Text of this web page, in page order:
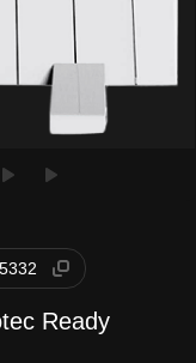
Ready